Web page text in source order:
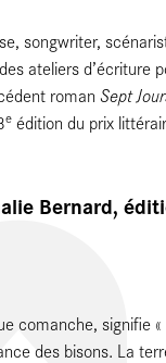
songwriter,
ateliers d’écriture
roman Sept
e édition du prix
Bernard,
comanche, signifie «
des bisons. La